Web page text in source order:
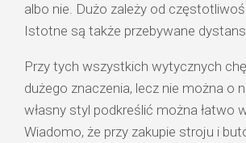
albo nie. Dużo zależy od
Istotne są także przebywane
Przy tych wszystkich wytycznych
dużego znaczenia, lecz nie można o
własny styl podkreślić można łatwo
Wiadomo, że przy zakupie stroju i